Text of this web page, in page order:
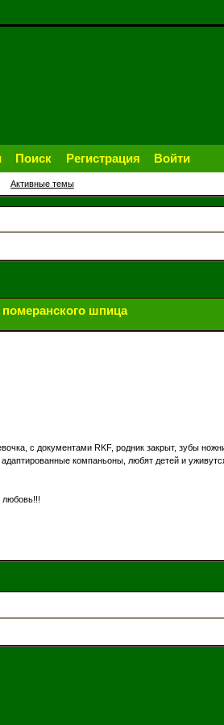
Поиск Регистрация Войти
Активные темы
шпица
с документами RKF, родник закрыт, зубы
адаптированные компаньоны, любят детей и